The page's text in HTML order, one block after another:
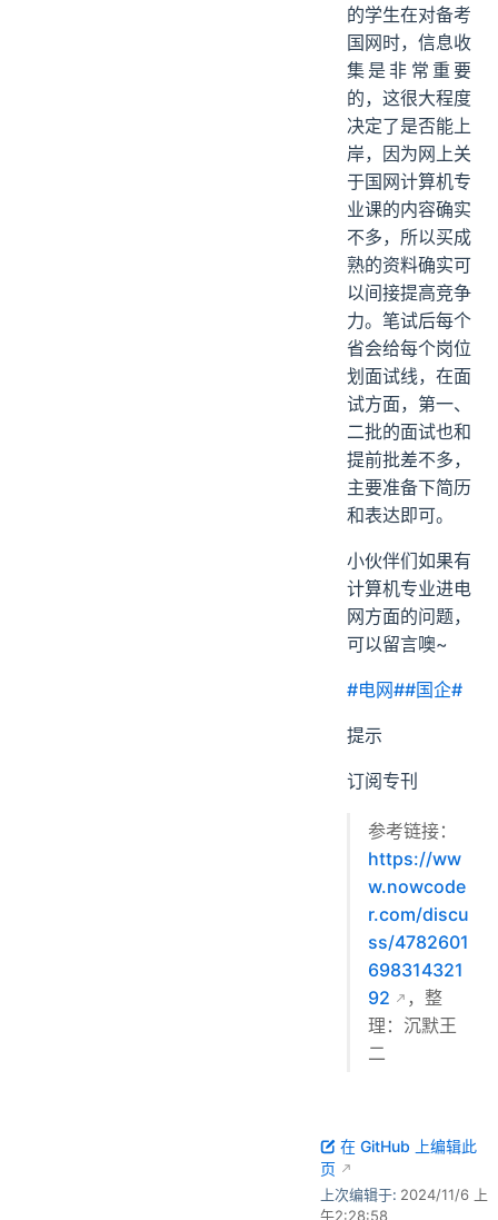
的学生在对备考
国网时，信息收
集是非常重要
的，这很大程度
决定了是否能上
岸，因为网上关
于国网计算机专
业课的内容确实
不多，所以买成
熟的资料确实可
以间接提高竞争
力。笔试后每个
省会给每个岗位
划面试线，在面
试方面，第一、
二批的面试也和
提前批差不多，
主要准备下简历
和表达即可。
小伙伴们如果有
计算机专业进电
网方面的问题，
可以留言噢~
#电网##国企#
提示
订阅专刊
参考链接：
https://ww
w.nowcode
r.com/discu
ss/4782601
698314321
92
，整
理：沉默王
二
在 GitHub 上编辑此
页
上次编辑于: 2024/11/6 上
午2:28:58